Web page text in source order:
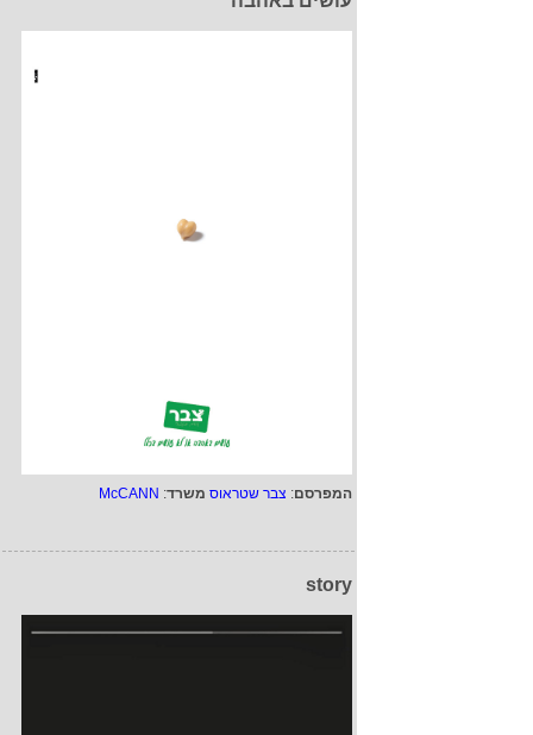
המפרסם: צבר שטראוס משרד:
McCANN
story